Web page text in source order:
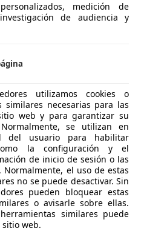
20.000 Sin
medición de
de audiencia y
utilizamos cookies o
similares necesarias para las
web y para garantizar su
se utilizan en
del usuario para habilitar
la configuración y el
de inicio de sesión o las
el uso de estas
no se puede desactivar. Sin
pueden bloquear estas
o avisarle sobre ellas.
similares puede
web.